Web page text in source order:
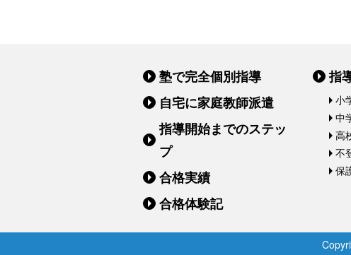
塾で完全個別指導
自宅に家庭教師派遣
指導開始までのステッ
プ
合格実績
合格体験記
指
小
中
高
不
保